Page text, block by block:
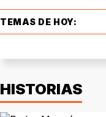
TEMAS DE HOY:
HISTORIAS